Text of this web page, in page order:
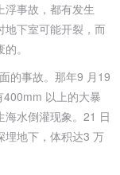
浮事故，都有发生
地下室可能开裂，而
。
的事故。那年9 月19
以上的大暴
水倒灌现象。21 日
埋地下，体积达3 万